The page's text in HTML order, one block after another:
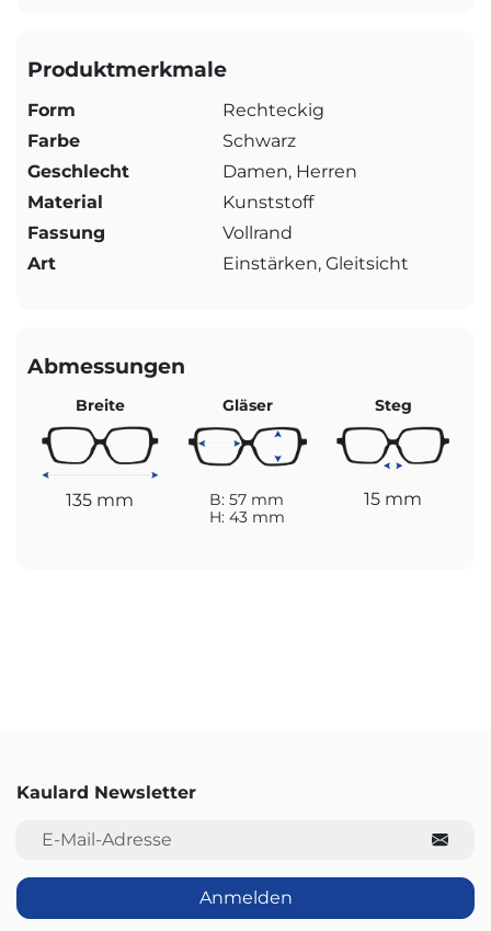
Produktmerkmale
Form
Rechteckig
Farbe
Schwarz
Geschlecht
Damen, Herren
Material
Kunststoff
Fassung
Vollrand
Art
Einstärken, Gleitsicht
Abmessungen
Breite
135 mm
Gläser
B: 57 mm
H: 43 mm
Steg
15 mm
Kaulard Newsletter
E-Mail-Adresse
Anmelden